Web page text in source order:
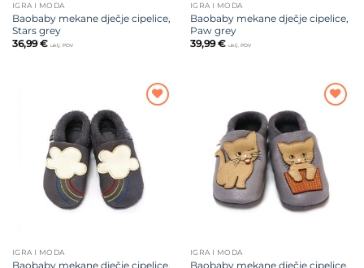
IGRA I MODA
Baobaby mekane dječje cipelice,
Stars grey
36,99€ uklj. PDV
IGRA I MODA
Baobaby mekane dječje cipelice,
Paw grey
39,99€ uklj. PDV
IGRA I MODA
Baobaby mekane dječje cipelice,
IGRA I MODA
Baobaby mekane dječje cipelice,